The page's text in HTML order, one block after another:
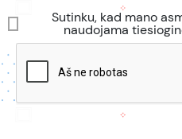
Sutinku, kad mano
naudojama